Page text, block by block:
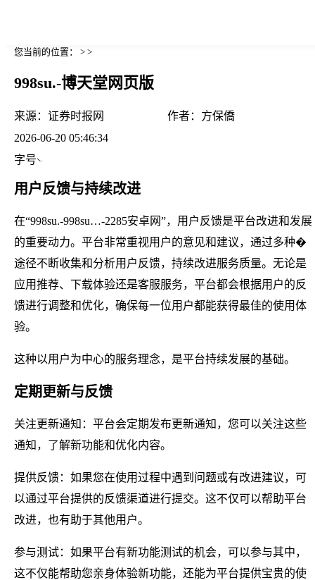
您当前的位置： > >
998su.-博天堂网页版
来源： 证券时报网 作者： 方保僑
2026-06-20 05:46:34
字号
用户反馈与持续改进
在“998su.-998su…-2285安卓网”，用户反馈是平台改进和发展
的重要动力。平台非常重视用户的意见和建议，通过多种�
途径不断收集和分析用户反馈，持续改进服务质量。无论是
应用推荐、下载体验还是客服服务，平台都会根据用户的反
馈进行调整和优化，确保每一位用户都能获得最佳的使用体
验。
这种以用户为中心的服务理念，是平台持续发展的基础。
定期更新与反馈
关注更新通知：平台会定期发布更新通知，您可以关注这些
通知，了解新功能和优化内容。
提供反馈：如果您在使用过程中遇到问题或有改进建议，可
以通过平台提供的反馈渠道进行提交。这不仅可以帮助平台
改进，也有助于其他用户。
参与测试：如果平台有新功能测试的机会，可以参与其中，
这不仅能帮助您亲身体验新功能，还能为平台提供宝贵的使